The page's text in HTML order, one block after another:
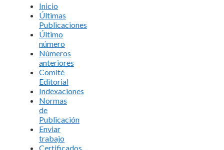
Inicio
Últimas
Publicaciones
Último
número
Números
anteriores
Comité
Editorial
Indexaciones
Normas
de
Publicación
Enviar
trabajo
Certificados